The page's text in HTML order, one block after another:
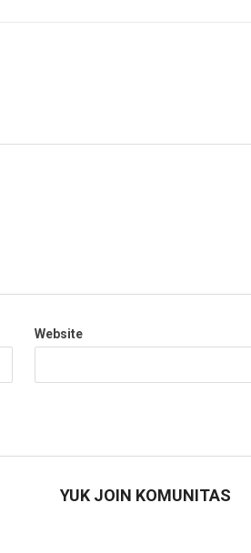
Website
YUK JOIN KOMUNITAS